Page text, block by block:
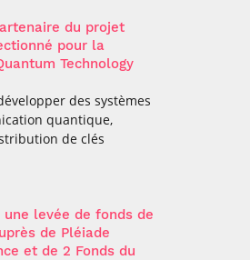
Spécialisé
Brochures &
contacts
Événements des
formations de
Mastère Spécialisé
du projet
pour la
Technology
des systèmes
quantique,
de clés
levée de fonds de
de Pléiade
et de 2 Fonds du